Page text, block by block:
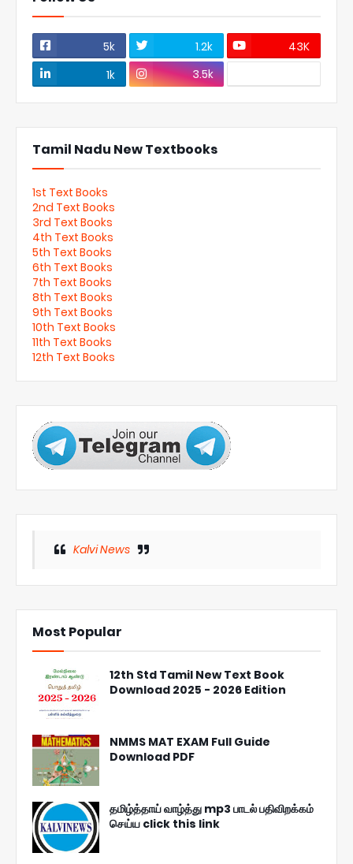
5k 1.2k
43K
1k
3.5k
Tamil Nadu New Textbooks
1st Text Books
2nd Text Books
3rd Text Books
4th Text Books
5th Text Books
6th Text Books
7th Text Books
8th Text Books
9th Text Books
10th Text Books
11th Text Books
12th Text Books
Kalvi News
Most Popular
12th Std Tamil New Text Book
Download 2025 - 2026 Edition
NMMS MAT EXAM Full Guide
Download PDF
தமிழ்த்தாய் வாழ்த்து mp3 பாடல் பதிவிறக்கம்
செய்ய click this link